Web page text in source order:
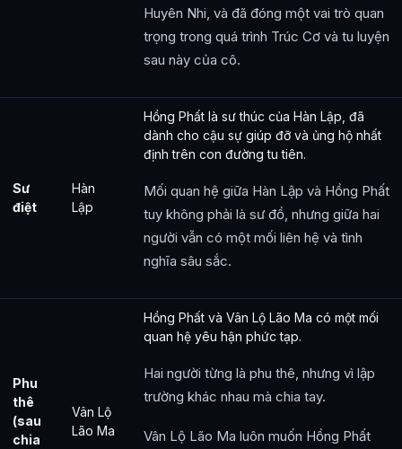
Huyên Nhi, và đã đóng một vai trò quan
trọng trong quá trình Trúc Cơ và tu luyện
sau này của cô.
Sư
điệt
Hàn
Lập
Hồng Phất là sư thúc của Hàn Lập, đã
dành cho cậu sự giúp đỡ và ủng hộ nhất
định trên con đường tu tiên.
Mối quan hệ giữa Hàn Lập và Hồng Phất
tuy không phải là sư đồ, nhưng giữa hai
người vẫn có một mối liên hệ và tình
nghĩa sâu sắc.
Phu
thê
(sau
chia
Vân Lộ
Lão Ma
Hồng Phất và Vân Lộ Lão Ma có một mối
quan hệ yêu hận phức tạp.
Hai người từng là phu thê, nhưng vì lập
trường khác nhau mà chia tay.
Vân Lộ Lão Ma luôn muốn Hồng Phất